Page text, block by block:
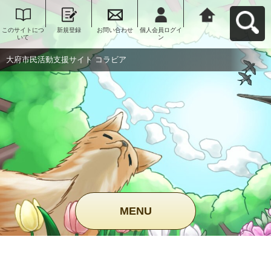
このサイトにつ
いて
新規登録 お問い合わせ
個人会員ログイ
ン
大府市民活動支
援サイト コラビ
アへ戻る
大府市民活動支援サイト コラビア
MENU